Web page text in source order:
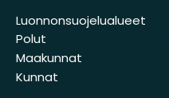
Luonnonsuojelualueet
Polut
Maakunnat
Kunnat